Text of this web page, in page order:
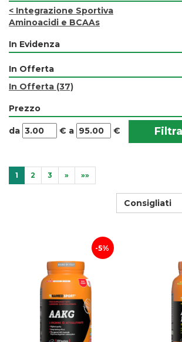
< Integrazione Sportiva
Aminoacidi e BCAAs
In Evidenza
In Offerta
In Offerta (37)
Prezzo
filtra
da
da €
filtra
a
a €
1 2 3 » »»
Consigliati
5%